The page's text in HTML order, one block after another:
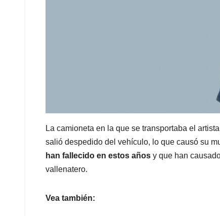
La camioneta en la que se transportaba el
salió despedido del vehículo, lo que causó su
han fallecido en estos años y que han
vallenatero.
Vea también: